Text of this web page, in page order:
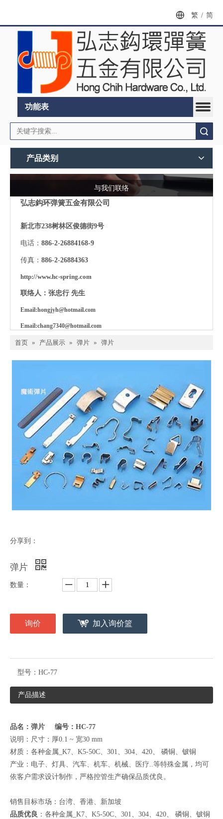
繁 / 简
功能表
产品类别
与我们联络
弘志鈎环弹簧五金有限公司
新北市238树林区俊德街9号
电话： 886-2-26884168-9
传真： 886-2-26884363
http://www.hc-spring.com
联络人：张忠行 先生
Email:hongjyh@hotmail.com
Email:chang7340@hotmail.com
首页 » 产品展示 » 弹片 » 弹片
分享到：
弹片
数量：
询价 加入询价篮
型号： HC-77
产品描述
品名：弹片 编号：HC-77
说明：尺寸：厚0.1 ~ 宽30 mm
材质：各种金属_K7、K5-50C、301、304、420、 磷铜、铍铜
产业：电子、灯具、汽车、机车、机械、医疗..等特殊金属，均可
依客户需求设计制作，严格控管生产确保品质优良。
销售目标市场：台湾、香港、新加坡
品质优良 ：各种金属_K7、K5-50C、301、304、420、 磷铜、铍铜